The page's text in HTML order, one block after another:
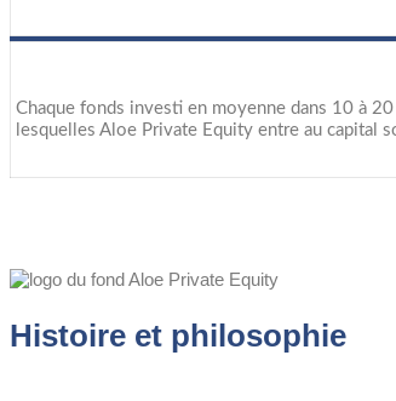
Chaque fonds investi en moyenne dans 10 à
lesquelles Aloe Private Equity entre au
Histoire et philosophie